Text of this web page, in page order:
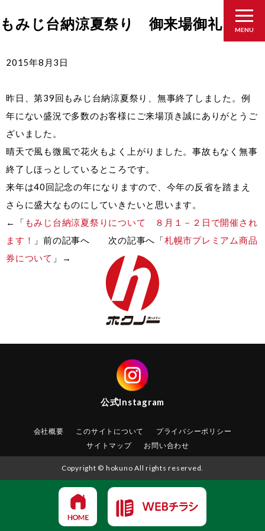
MENU
もみじ台納涼夏祭り 御来場御礼
2015年8月3日
昨日、第39回もみじ台納涼夏祭り、無事終了しました。例
年にない盛況で多数のお客様にご来場頂き誠にありがとうご
ざいました。
晴天で風も微風で花火もよく上がりました。事故もなく無事
終了しほっとしているところです。
来年は40回記念の年になりますので、今年の反省を踏まえ
さらに盛大なものにしていきたいと思います。
←「 もみじ台納涼夏祭りについて ８月１－２日で開催され
ます！
」前の記事へ 次の記事へ「札幌市プレミアム商品
券について 」→
公式Instagram
会社概要 このサイトについて
プライバシーポリシー
サイトマップ
お問い合わせ
Copyright © hokuno All rights reserved.